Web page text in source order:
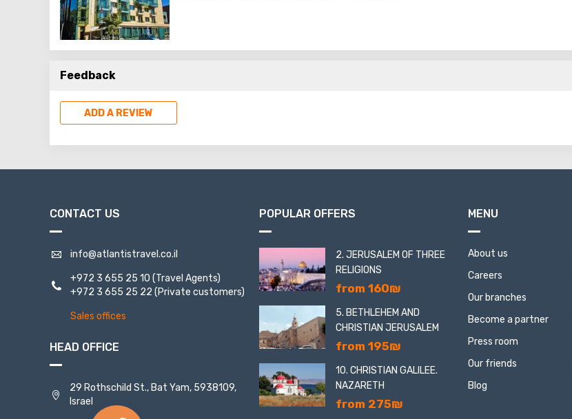
Feedback
ADD A REVIEW
CONTACT US
info@atlantistravel.co.il
+972 3 655 25 10 (Travel Agents)
+972 3 655 25 22 (Private customers)
Sales offices
HEAD OFFICE
29 Rothschild St., Bat Yam, 5938109,
Israel
POPULAR OFFERS
2. JERUSALEM OF THREE
RELIGIONS
from 160₪
5. BETHLEHEM AND
CHRISTIAN JERUSALEM
from 195₪
10. CHRISTIAN GALILEE.
NAZARETH
from 275₪
MENU
About us
Careers
Our branches
Become a partner
Press room
Our friends
Blog